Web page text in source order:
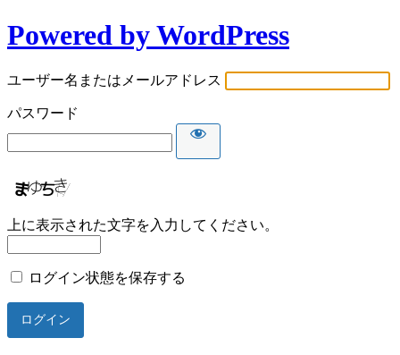
Powered by WordPress
ユーザー名またはメールアドレス
パスワード
上に表示された文字を入力してください。
ログイン状態を保存する